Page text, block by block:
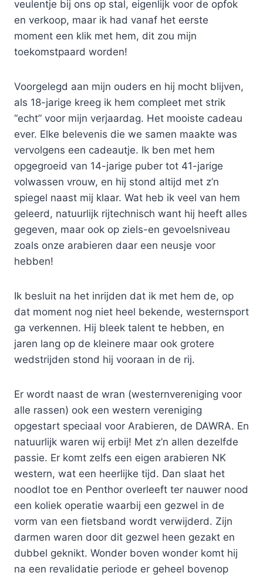
veulentje bij ons op stal, eigenlijk voor de opfok
en verkoop, maar ik had vanaf het eerste
moment een klik met hem, dit zou mijn
toekomstpaard worden!
Voorgelegd aan mijn ouders en hij mocht blijven,
als 18-jarige kreeg ik hem compleet met strik
“echt” voor mijn verjaardag. Het mooiste cadeau
ever. Elke belevenis die we samen maakte was
vervolgens een cadeautje. Ik ben met hem
opgegroeid van 14-jarige puber tot 41-jarige
volwassen vrouw, en hij stond altijd met z’n
spiegel naast mij klaar. Wat heb ik veel van hem
geleerd, natuurlijk rijtechnisch want hij heeft alles
gegeven, maar ook op ziels-en gevoelsniveau
zoals onze arabieren daar een neusje voor
hebben!
Ik besluit na het inrijden dat ik met hem de, op
dat moment nog niet heel bekende, westernsport
ga verkennen. Hij bleek talent te hebben, en
jaren lang op de kleinere maar ook grotere
wedstrijden stond hij vooraan in de rij.
Er wordt naast de wran (westernvereniging voor
alle rassen) ook een western vereniging
opgestart speciaal voor Arabieren, de DAWRA. En
natuurlijk waren wij erbij! Met z’n allen dezelfde
passie. Er komt zelfs een eigen arabieren NK
western, wat een heerlijke tijd. Dan slaat het
noodlot toe en Penthor overleeft ter nauwer nood
een koliek operatie waarbij een gezwel in de
vorm van een fietsband wordt verwijderd. Zijn
darmen waren door dit gezwel heen gezakt en
dubbel geknikt. Wonder boven wonder komt hij
na een revalidatie periode er geheel bovenop